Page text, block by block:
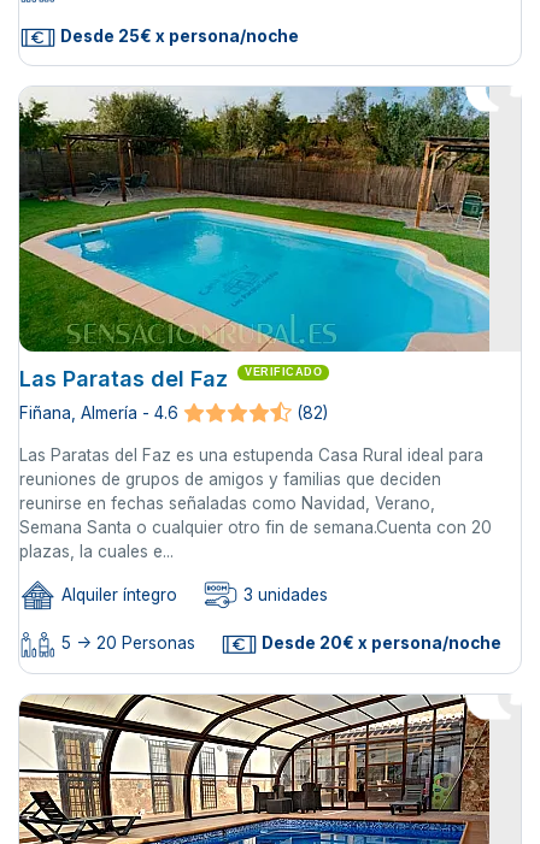
Desde 25€ x persona/noche
Las Paratas del Faz VERIFICADO
Fiñana, Almería - 4.6 (82)
Las Paratas del Faz es una estupenda Casa Rural ideal para
reuniones de grupos de amigos y familias que deciden
reunirse en fechas señaladas como Navidad, Verano,
Semana Santa o cualquier otro fin de semana.Cuenta con 20
plazas, la cuales e...
Alquiler íntegro 3 unidades
5 -> 20 Personas Desde 20€ x persona/noche